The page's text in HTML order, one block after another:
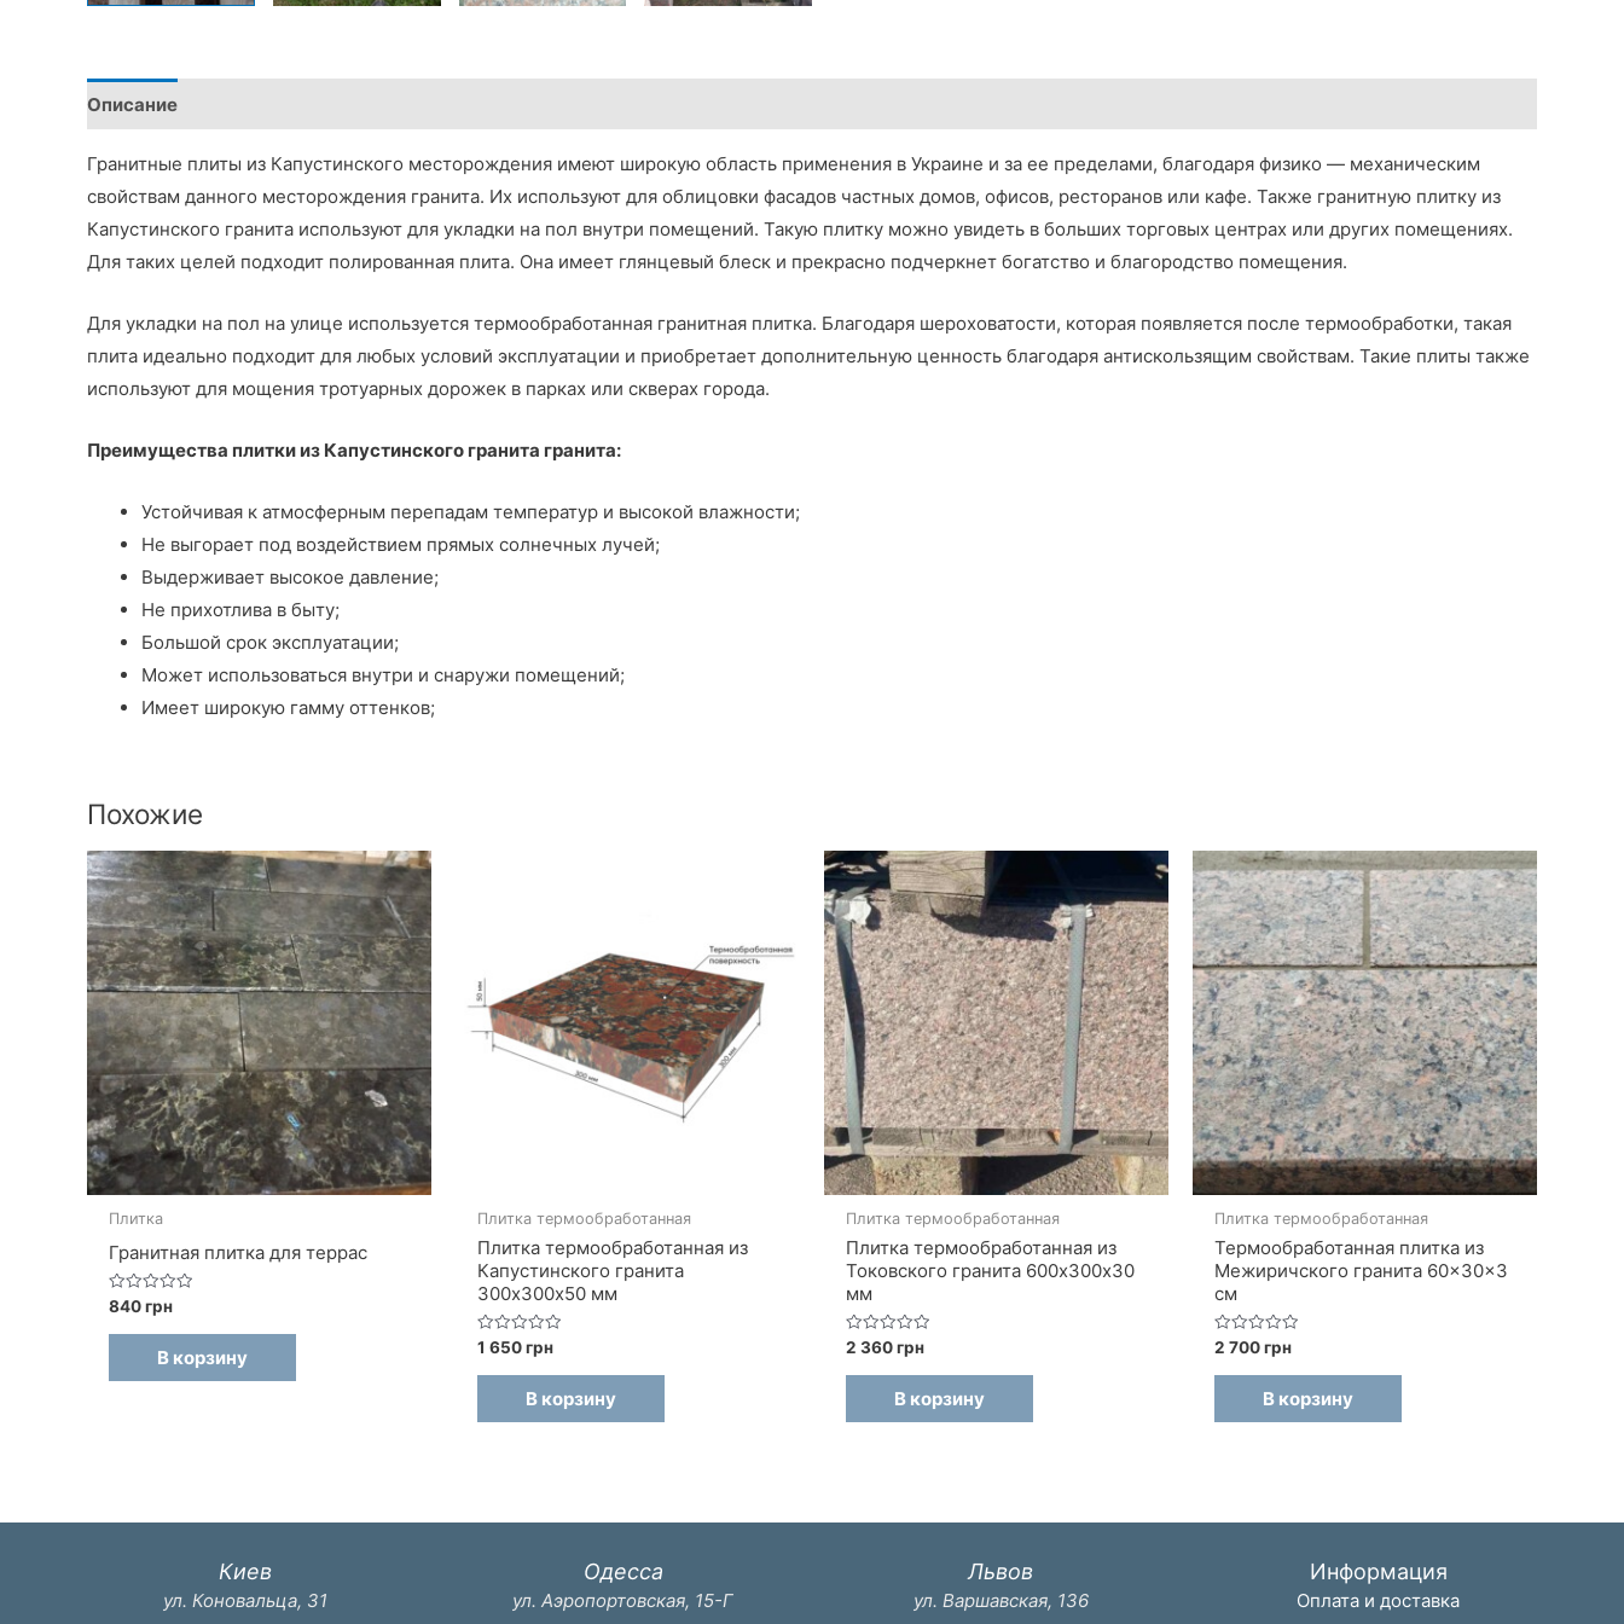
Описание
Гранитные плиты из Капустинского месторождения имеют широкую область применения в Украине и за ее пределами, благодаря физико — механическим
свойствам данного месторождения гранита. Их используют для облицовки фасадов частных домов, офисов, ресторанов или кафе. Также гранитную плитку из
Капустинского гранита используют для укладки на пол внутри помещений. Такую плитку можно увидеть в больших торговых центрах или других помещениях.
Для таких целей подходит полированная плита. Она имеет глянцевый блеск и прекрасно подчеркнет богатство и благородство помещения.
Для укладки на пол на улице используется термообработанная гранитная плитка. Благодаря шероховатости, которая появляется после термообработки, такая
плита идеально подходит для любых условий эксплуатации и приобретает дополнительную ценность благодаря антискользящим свойствам. Такие плиты также
используют для мощения тротуарных дорожек в парках или скверах города.
Преимущества плитки из Капустинского гранита гранита:
Устойчивая к атмосферным перепадам температур и высокой влажности;
Не выгорает под воздействием прямых солнечных лучей;
Выдерживает высокое давление;
Не прихотлива в быту;
Большой срок эксплуатации;
Может использоваться внутри и снаружи помещений;
Имеет широкую гамму оттенков;
Похожие
Плитка
Гранитная плитка для террас
Оценка
0
из
840грн
В корзину
Плитка термообработанная
Плитка термообработанная из
Капустинского гранита
300х300х50 мм
Оценка
0
из
1 650грн
В корзину
Плитка термообработанная
Плитка термообработанная из
Токовского гранита 600х300х30
мм
Оценка
0
из
2 360грн
В корзину
Плитка термообработанная
Термообработанная плитка из
Межиричского гранита 60×30×3
см
Оценка
0
из
2 700грн
В корзину
Киев
ул. Коновальца, 31
Одесса
ул. Аэропортовская, 15-Г
Львов
ул. Варшавская, 136
Информация
Оплата и доставка